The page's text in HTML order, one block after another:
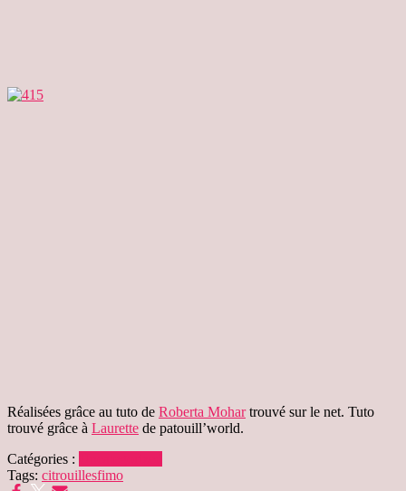
Réalisées grâce au tuto de Roberta Mohartrouvé sur le net. Tuto
trouvé grâce à Laurette de patouill’world.
Catégories :
Tags: citrouillesfimo